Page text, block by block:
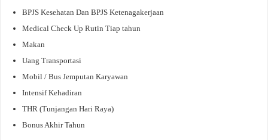
BPJS Kesehatan Dan BPJS Ketenagakerjaan
Medical Check Up Rutin Tiap tahun
Makan
Uang Transportasi
Mobil / Bus Jemputan Karyawan
Intensif Kehadiran
THR (Tunjangan Hari Raya)
Bonus Akhir Tahun